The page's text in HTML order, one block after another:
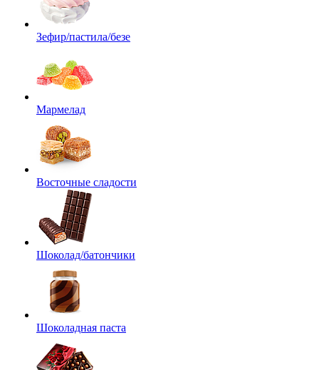
Зефир/пастила/безе
Мармелад
Восточные сладости
Шоколад/батончики
Шоколадная паста